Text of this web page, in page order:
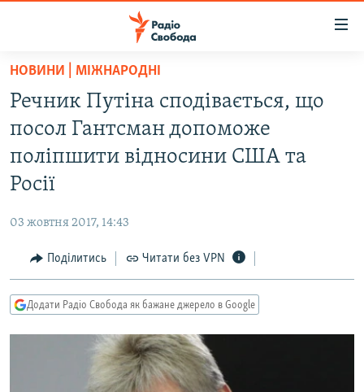
Перейти
основного
матеріалу
Перейти
до
основної
Перейти
пошуку
СТАТТІ
ПОЛІТИКА
КУЛЬТУРА
СПОРТ
ВІЙНА
ДОНБАС.РЕАЛІЇ
КРИМ.РЕАЛІЇ
ТИ ЯК?
КИТАЙ.ВИКЛИКИ
НОВИНИ | МІЖНАРОДНІ
Речник Путіна сподівається, що
посол Гантсман допоможе
поліпшити відносини США та
Росії
03 жовтня 2017, 14:43
Поділитись Читати без VPN
Додати Радіо Свобода як бажане джерело в Google